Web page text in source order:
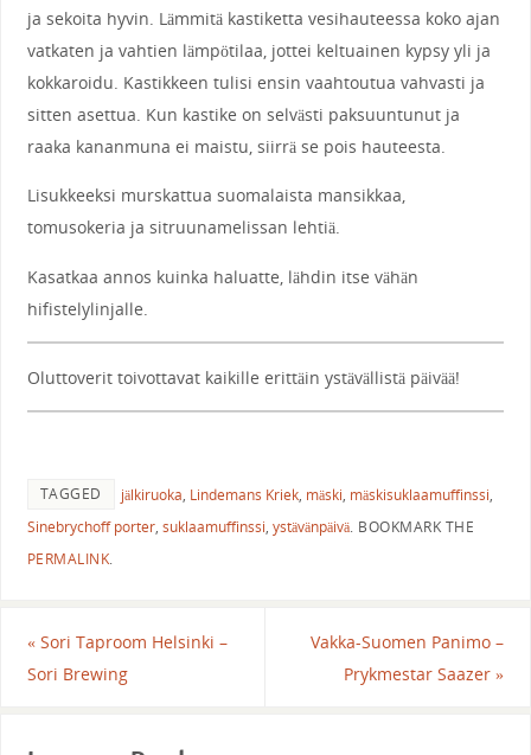
ja sekoita hyvin. Lämmitä kastiketta vesihauteessa koko ajan
vatkaten ja vahtien lämpötilaa, jottei keltuainen kypsy yli ja
kokkaroidu. Kastikkeen tulisi ensin vaahtoutua vahvasti ja
sitten asettua. Kun kastike on selvästi paksuuntunut ja
raaka kananmuna ei maistu, siirrä se pois hauteesta.
Lisukkeeksi murskattua suomalaista mansikkaa,
tomusokeria ja sitruunamelissan lehtiä.
Kasatkaa annos kuinka haluatte, lähdin itse vähän
hifistelylinjalle.
Oluttoverit toivottavat kaikille erittäin ystävällistä päivää!
TAGGED jälkiruoka, Lindemans Kriek, mäski, mäskisuklaamuffinssi,
Sinebrychoff porter, suklaamuffinssi, ystävänpäivä. BOOKMARK THE
PERMALINK.
«Sori Taproom Helsinki –
Sori Brewing
Vakka-Suomen Panimo –
Prykmestar Saazer»